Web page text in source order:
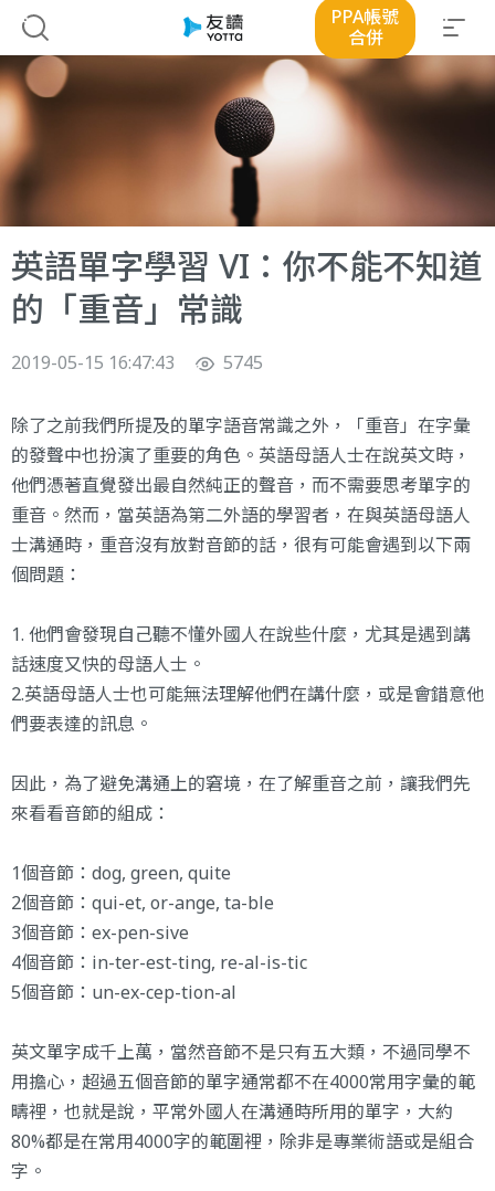
PPA帳號
合併
英語單字學習 VI：你不能不知道
的「重音」常識
2019-05-15 16:47:43 5745
除了之前我們所提及的單字語音常識之外，「重音」在字彙
的發聲中也扮演了重要的角色。英語母語人士在說英文時，
他們憑著直覺發出最自然純正的聲音，而不需要思考單字的
重音。然而，當英語為第二外語的學習者，在與英語母語人
士溝通時，重音沒有放對音節的話，很有可能會遇到以下兩
個問題：
1. 他們會發現自己聽不懂外國人在說些什麼，尤其是遇到講
話速度又快的母語人士。
2.英語母語人士也可能無法理解他們在講什麼，或是會錯意他
們要表達的訊息。
因此，為了避免溝通上的窘境，在了解重音之前，讓我們先
來看看音節的組成：
1個音節：dog, green, quite
2個音節：qui-et, or-ange, ta-ble
3個音節：ex-pen-sive
4個音節：in-ter-est-ting, re-al-is-tic
5個音節：un-ex-cep-tion-al
英文單字成千上萬，當然音節不是只有五大類，不過同學不
用擔心，超過五個音節的單字通常都不在4000常用字彙的範
疇裡，也就是說，平常外國人在溝通時所用的單字，大約
80%都是在常用4000字的範圍裡，除非是專業術語或是組合
字。